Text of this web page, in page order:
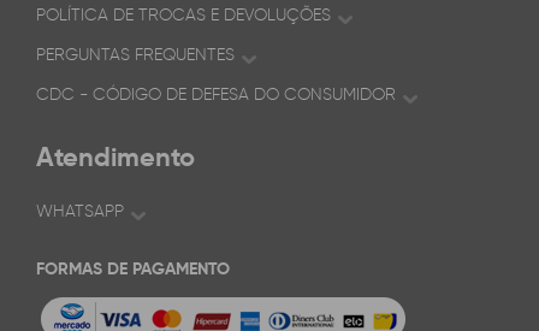
POLÍTICA DE TROCAS E DEVOLUÇÕES
PERGUNTAS FREQUENTES
CDC - CÓDIGO DE DEFESA DO CONSUMIDOR
Atendimento
WHATSAPP
FORMAS DE PAGAMENTO